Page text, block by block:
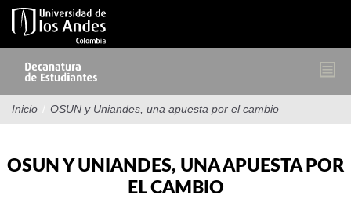
Pasar
contenido
Inicio / OSUN y Uniandes, una apuesta por el cambio
OSUN Y UNIANDES, UNA APUESTA POR
EL CAMBIO